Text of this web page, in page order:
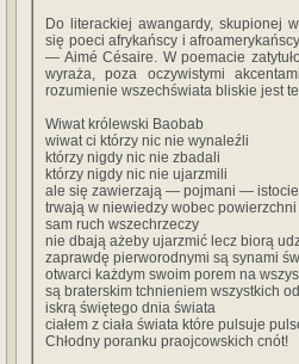
Do literackiej awangardy, skupionej
się poeci afrykańscy i
— Aimé Césaire. W poemacie
wyraża, poza oczywistymi
rozumienie wszechświata bliskie jest
Wiwat królewski Baobab
wiwat ci którzy nic nie wynaleźli
którzy nigdy nic nie zbadali
którzy nigdy nic nie ujarzmili
ale się zawierzają — pojmani —
trwają w niewiedzy wobec
sam ruch wszechrzeczy
nie dbają ażeby ujarzmić lecz biorą
zaprawdę pierworodnymi są synami
otwarci każdym swoim porem na
są braterskim tchnieniem wszystkich
iskrą świętego dnia świata
ciałem z ciała świata które pulsuje
Chłodny poranku praojcowskich cnót!